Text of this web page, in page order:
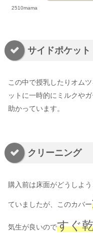
2510mama
サイドポケット
この中で授乳したりオム
ットに一時的にミルクや
助かっています。
クリーニング
購入前は床面がどうしよ
ていましたが、このカバー
気生が良いのですぐ